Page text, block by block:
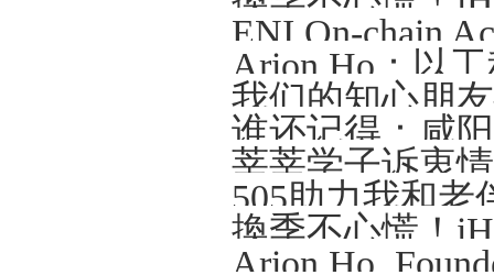
Arion Ho：以
我们的知心朋
谁还记得：咸
莘莘学子诉衷情
505助力我和老